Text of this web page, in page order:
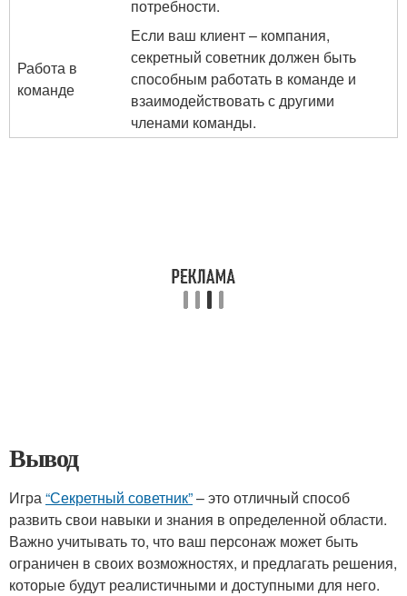
потребности.
Работа в
команде
Если ваш клиент – компания,
секретный советник должен быть
способным работать в команде и
взаимодействовать с другими
членами команды.
Вывод
Игра“Секретный советник”– это отличный способ
развить свои навыки и знания в определенной области.
Важно учитывать то, что ваш персонаж может быть
ограничен в своих возможностях, и предлагать решения,
которые будут реалистичными и доступными для него.